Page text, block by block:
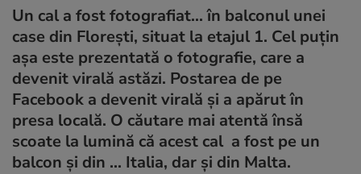
Un cal a fost fotografiat... în balconul unei
case din Florești, situat la etajul 1. Cel puțin
așa este prezentată o fotografie, care a
devenit virală astăzi. Postarea de pe
Facebook a devenit virală și a apărut în
presa locală. O căutare mai atentă însă
scoate la lumină că acest cal a fost pe un
balcon și din ... Italia, dar și din Malta.